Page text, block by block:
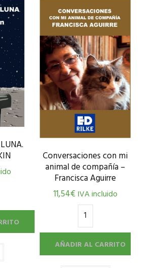
Conversaciones con mi
animal de compañía –
Francisca Aguirre
11,54€ IVA incluido
AÑADIR AL CARRITO